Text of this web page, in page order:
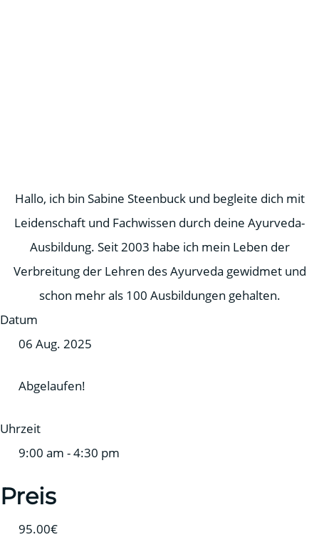
Hallo, ich bin Sabine Steenbuck und begleite dich mit
Leidenschaft und Fachwissen durch deine Ayurveda-
Ausbildung. Seit 2003 habe ich mein Leben der
Verbreitung der Lehren des Ayurveda gewidmet und
schon mehr als 100 Ausbildungen gehalten.
Datum
06 Aug. 2025
Abgelaufen!
Uhrzeit
9:00 am - 4:30 pm
Preis
95.00€